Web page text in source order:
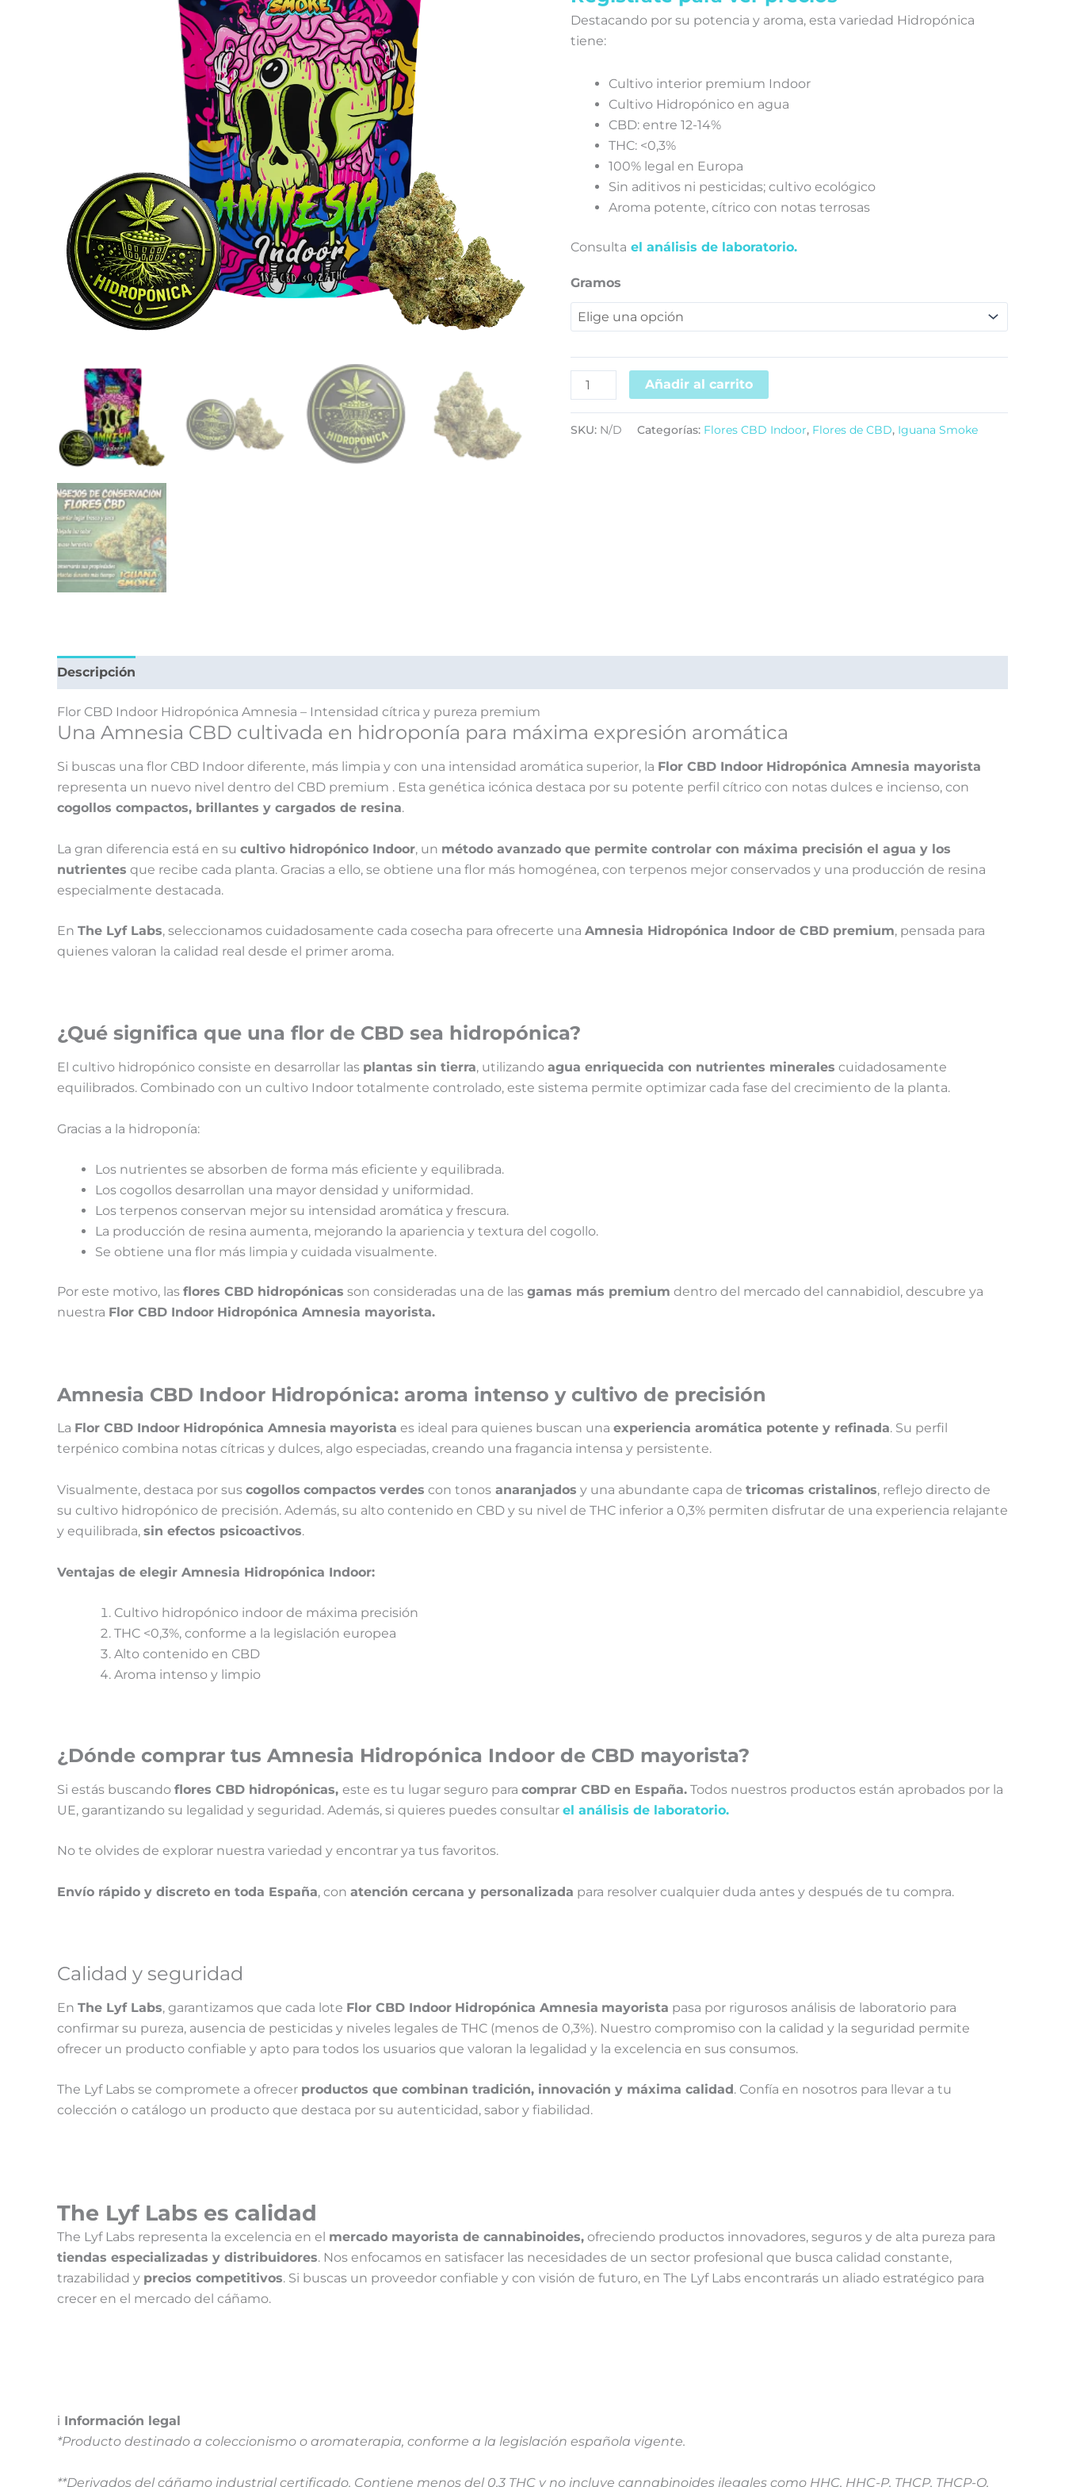
Destacando por su potencia y aroma, esta variedad Hidropónica
tiene:
Cultivo interior premium Indoor
Cultivo Hidropónico en agua
CBD: entre 12-14%
THC: <0,3%
100% legal en Europa
Sin aditivos ni pesticidas; cultivo ecológico
Aroma potente, cítrico con notas terrosas
Consulta el análisis de laboratorio.
Gramos
Añadir al carrito
SKU: N/D Categorías: Flores CBD Indoor, Flores de CBD, Iguana Smoke
Descripción
Flor CBD Indoor Hidropónica Amnesia – Intensidad cítrica y pureza premium
Una Amnesia CBD cultivada en hidroponía para máxima expresión aromática
Si buscas una flor CBD Indoor diferente, más limpia y con una intensidad aromática superior, la Flor CBD Indoor Hidropónica Amnesia mayorista
representa un nuevo nivel dentro del CBD premium . Esta genética icónica destaca por su potente perfil cítrico con notas dulces e incienso, con
cogollos compactos, brillantes y cargados de resina.
La gran diferencia está en su cultivo hidropónico Indoor, un método avanzado que permite controlar con máxima precisión el agua y los
nutrientes que recibe cada planta. Gracias a ello, se obtiene una flor más homogénea, con terpenos mejor conservados y una producción de resina
especialmente destacada.
En The Lyf Labs, seleccionamos cuidadosamente cada cosecha para ofrecerte una Amnesia Hidropónica Indoor de CBD premium, pensada para
quienes valoran la calidad real desde el primer aroma.
¿Qué significa que una flor de CBD sea hidropónica?
El cultivo hidropónico consiste en desarrollar las plantas sin tierra, utilizando agua enriquecida con nutrientes minerales cuidadosamente
equilibrados. Combinado con un cultivo Indoor totalmente controlado, este sistema permite optimizar cada fase del crecimiento de la planta.
Gracias a la hidroponía:
Los nutrientes se absorben de forma más eficiente y equilibrada.
Los cogollos desarrollan una mayor densidad y uniformidad.
Los terpenos conservan mejor su intensidad aromática y frescura.
La producción de resina aumenta, mejorando la apariencia y textura del cogollo.
Se obtiene una flor más limpia y cuidada visualmente.
Por este motivo, las flores CBD hidropónicas son consideradas una de las gamas más premium dentro del mercado del cannabidiol, descubre ya
nuestra Flor CBD Indoor Hidropónica Amnesia mayorista.
Amnesia CBD Indoor Hidropónica: aroma intenso y cultivo de precisión
La Flor CBD Indoor Hidropónica Amnesia mayorista es ideal para quienes buscan una experiencia aromática potente y refinada. Su perfil
terpénico combina notas cítricas y dulces, algo especiadas, creando una fragancia intensa y persistente.
Visualmente, destaca por sus cogollos compactos verdes con tonos anaranjados y una abundante capa de tricomas cristalinos, reflejo directo de
su cultivo hidropónico de precisión. Además, su alto contenido en CBD y su nivel de THC inferior a 0,3% permiten disfrutar de una experiencia relajante
y equilibrada, sin efectos psicoactivos.
Ventajas de elegir Amnesia Hidropónica Indoor:
Cultivo hidropónico indoor de máxima precisión
THC <0,3%, conforme a la legislación europea
Alto contenido en CBD
Aroma intenso y limpio
¿Dónde comprar tus Amnesia Hidropónica Indoor de CBD mayorista?
Si estás buscando flores CBD hidropónicas, este es tu lugar seguro para comprar CBD en España. Todos nuestros productos están aprobados por la
UE, garantizando su legalidad y seguridad. Además, si quieres puedes consultar el análisis de laboratorio.
No te olvides de explorar nuestra variedad y encontrar ya tus favoritos.
Envío rápido y discreto en toda España, con atención cercana y personalizada para resolver cualquier duda antes y después de tu compra.
Calidad y seguridad
En The Lyf Labs, garantizamos que cada lote Flor CBD Indoor Hidropónica Amnesia mayorista pasa por rigurosos análisis de laboratorio para
confirmar su pureza, ausencia de pesticidas y niveles legales de THC (menos de 0,3%). Nuestro compromiso con la calidad y la seguridad permite
ofrecer un producto confiable y apto para todos los usuarios que valoran la legalidad y la excelencia en sus consumos.
The Lyf Labs se compromete a ofrecer productos que combinan tradición, innovación y máxima calidad . Confía en nosotros para llevar a tu
colección o catálogo un producto que destaca por su autenticidad, sabor y fiabilidad.
The Lyf Labs es calidad
The Lyf Labs representa la excelencia en el mercado mayorista de cannabinoides, ofreciendo productos innovadores, seguros y de alta pureza para
tiendas especializadas y distribuidores. Nos enfocamos en satisfacer las necesidades de un sector profesional que busca calidad constante,
trazabilidad y precios competitivos. Si buscas un proveedor confiable y con visión de futuro, en The Lyf Labs encontrarás un aliado estratégico para
crecer en el mercado del cáñamo.
ℹ️ Información legal
*Producto destinado a coleccionismo o aromaterapia, conforme a la legislación española vigente.
**Derivados del cáñamo industrial certificado. Contiene menos del 0,3 THC y no incluye cannabinoides ilegales como HHC, HHC-P, THCP, THCP-O,